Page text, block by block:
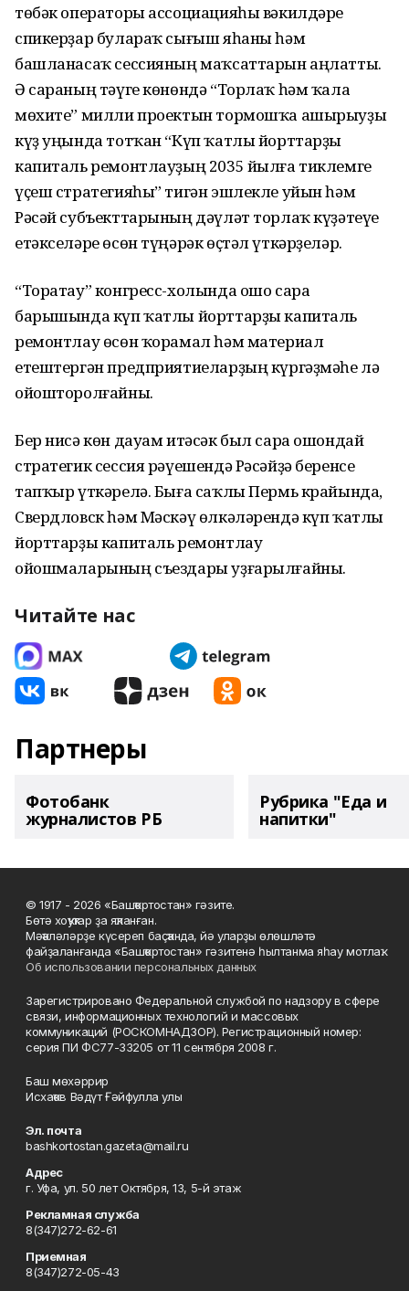
төбәк операторы ассоциацияһы вәкилдәре
спикерҙар булараҡ сығыш яһаны һәм
башланасаҡ сессияның маҡсаттарын аңлатты.
Ә сараның тәүге көнөндә “Торлаҡ һәм ҡала
мөхите” милли проектын тормошҡа ашырыуҙы
күҙ уңында тотҡан “Күп ҡатлы йорттарҙы
капиталь ремонтлауҙың 2035 йылға тиклемге
үҫеш стратегияһы” тигән эшлекле уйын һәм
Рәсәй субъекттарының дәүләт торлаҡ күҙәтеүе
етәкселәре өсөн түңәрәк өҫтәл үткәрҙеләр.
“Торатау” конгресс-холында ошо сара
барышында күп ҡатлы йорттарҙы капиталь
ремонтлау өсөн ҡорамал һәм материал
етештергән предприятиеларҙың күргәҙмәһе лә
ойошторолғайны.
Бер нисә көн дауам итәсәк был сара ошондай
стратегик сессия рәүешендә Рәсәйҙә беренсе
тапҡыр үткәрелә. Быға саҡлы Пермь крайында,
Свердловск һәм Мәскәү өлкәләрендә күп ҡатлы
йорттарҙы капиталь ремонтлау
ойошмаларының съездары уҙғарылғайны.
Читайте нас
Партнеры
Фотобанк
журналистов РБ
Рубрика "Еда и
напитки"
© 1917 - 2026 «Башҡортостан» гәзите.
Бөтә хоҡуҡтар ҙа яҡланған.
Мәҡәләләрҙе күсереп баҫҡанда, йә уларҙы өлөшләтә
файҙаланғанда «Башҡортостан» гәзитенә һылтанма яһау мотлаҡ.
Об использовании персональных данных
Зарегистрировано Федеральной службой по надзору в сфере
связи, информационных технологий и массовых
коммуникаций (РОСКОМНАДЗОР). Регистрационный номер:
серия ПИ ФС77-33205 от 11 сентября 2008 г.
Баш мөхәррир
Исхаҡов Вәдүт Ғәйфулла улы
Эл. почта
bashkortostan.gazeta@mail.ru
Адрес
г. Уфа, ул. 50 лет Октября, 13, 5-й этаж
Рекламная служба
8(347)272-62-61
Приемная
8(347)272-05-43